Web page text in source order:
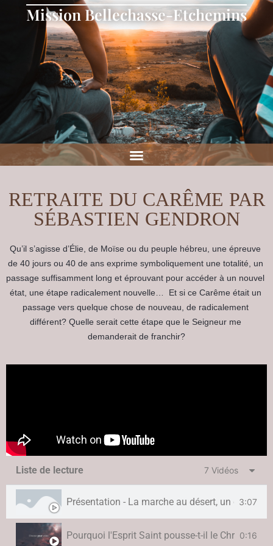
Mission Bellechasse-Etchemins
RETRAITE DU CARÊME PAR
SÉBASTIEN GENDRON
Qu’il s’agisse d’Élie, de Moïse ou du peuple hébreu, une épreuve
de 40 jours ou 40 de ans exprime symboliquement une totalité, un
passage suffisamment long et éprouvant pour accéder à un nouvel
état, une étape radicalement nouvelle… Et si ce Carême était un
passage vers quelque chose de nouveau, de radicalement
différent? Quelle serait cette étape que le Seigneur me
demanderait de franchir?
Liste de lecture 7 Vidéos
Présentation - La marche au désert, un chemin
3:07
Pourquoi l'Esprit Saint pousse-t-il le Christ au
0:16